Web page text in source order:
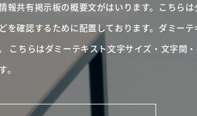
報共有掲示板の概要文がはいります。こちら
を確認するために配置しております。ダミー
こちらはダミーテキスト文字サイズ・文字間
。